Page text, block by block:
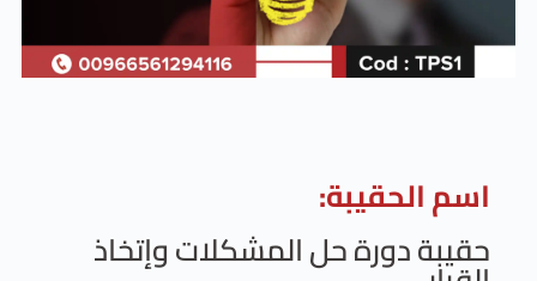
حل المشكلات وإتخاذ